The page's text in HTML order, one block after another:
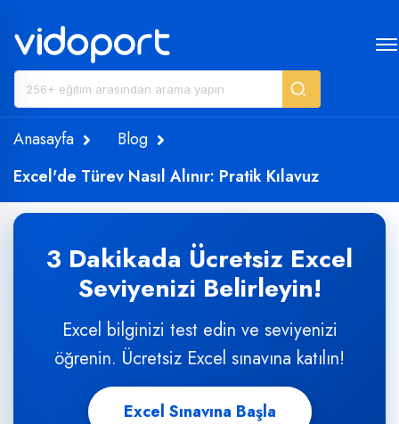
Anasayfa
Blog
Excel'de Türev Nasıl Alınır: Pratik Kılavuz
3 Dakikada Ücretsiz Excel
Seviyenizi Belirleyin!
Excel bilginizi test edin ve seviyenizi
öğrenin. Ücretsiz Excel sınavına katılın!
Excel Sınavına Başla